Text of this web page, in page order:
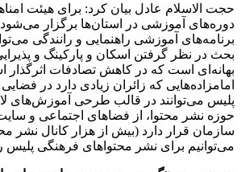
حجت الاسلام عادل بیان کرد: برای هیئت
دوره‌های آموزشی در استان‌ها برگزار
برنامه‌های آموزشی راهنمایی و رانندگی
بحث در نظر گرفتن اسکان و پارکینگ و
بهانه‌ای است که در کاهش تصادفات اثرگذار
امامزاده‌هایی که زائران زیادی دارد در
پلیس می‌توانند در قالب طرحی آموزش‌های
حوزه نشر محتوا، از فضاهای اجتماعی و سایت
سازمان قرار دارد (بیش از هزار کانال نشر
می‌توانیم برای نشر محتواهای فرهنگی پلیس